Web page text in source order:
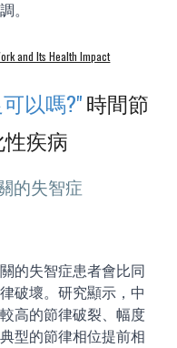
。
and Its Health Impact
以嗎?"時間節
疾病
的失智症
的失智症患者會比同
破壞。研究顯示，中
高的節律破裂、幅度
型的節律相位提前相